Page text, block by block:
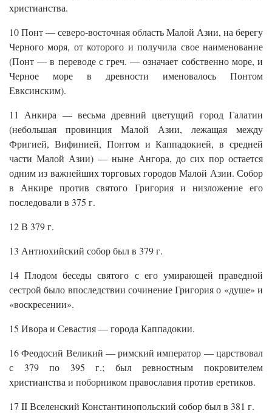
христианства.
10 Понт — северо-восточная область Малой Азии, на берегу
Черного моря, от которого и получила свое наименование
(Понт — в переводе с греч. — означает собственно море, и
Черное море в древности именовалось Понтом
Евксинским).
11 Анкира — весьма древний цветущий город Галатии
(небольшая провинция Малой Азии, лежащая между
Фригией, Вифинией, Понтом и Каппадокией, в средней
части Малой Азии) — ныне Ангора, до сих пор остается
одним из важнейших торговых городов Малой Азии. Собор
в Анкире против святого Григория и низложение его
последовали в 375 г.
12 В 379 г.
13 Антиохийский собор был в 379 г.
14 Плодом беседы святого с его умирающей праведной
сестрой было впоследствии сочинение Григория о «душе» и
«воскресении».
15 Ивора и Севастия — города Каппадокии.
16 Феодосий Великий — римский император — царствовал
с 379 по 395 г.; был ревностным покровителем
христианства и поборником православия против еретиков.
17 II Вселенский Константинопольский собор был в 381 г.